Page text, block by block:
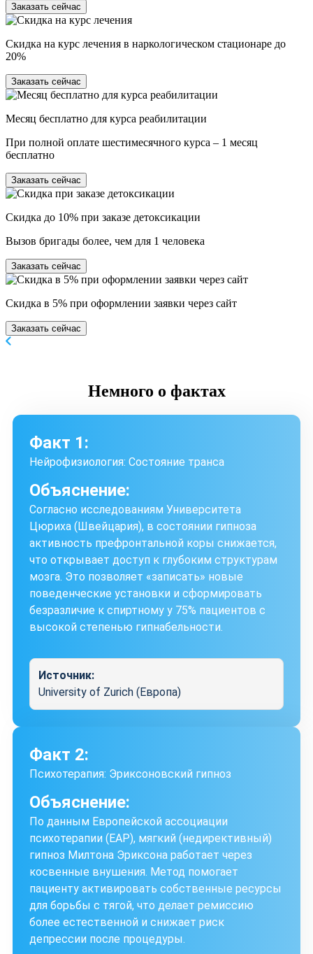
Заказать сейчас
Скидка на курс лечения в наркологическом стационаре до
20%
Заказать сейчас
Месяц бесплатно для курса реабилитации
При полной оплате шестимесячного курса – 1 месяц
бесплатно
Заказать сейчас
Скидка до 10% при заказе детоксикации
Вызов бригады более, чем для 1 человека
Заказать сейчас
Скидка в 5% при оформлении заявки через сайт
Заказать сейчас
Немного о фактах
Факт 1:
Нейрофизиология: Состояние транса
Объяснение:
Согласно исследованиям Университета
Цюриха (Швейцария), в состоянии гипноза
активность префронтальной коры снижается,
что открывает доступ к глубоким структурам
мозга. Это позволяет «записать» новые
поведенческие установки и сформировать
безразличие к спиртному у 75% пациентов с
высокой степенью гипнабельности.
Источник:
University of Zurich (Европа)
Факт 2:
Психотерапия: Эриксоновский гипноз
Объяснение:
По данным Европейской ассоциации
психотерапии (EAP), мягкий (недирективный)
гипноз Милтона Эриксона работает через
косвенные внушения. Метод помогает
пациенту активировать собственные ресурсы
для борьбы с тягой, что делает ремиссию
более естественной и снижает риск
депрессии после процедуры.